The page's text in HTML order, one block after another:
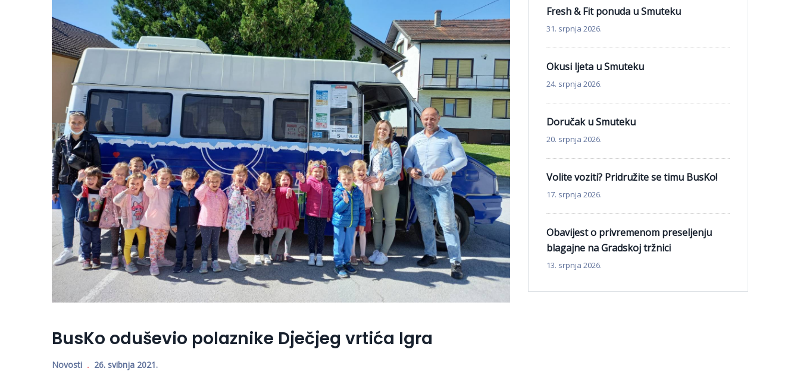
BusKo oduševio polaznike Dječjeg vrtića Igra
Novosti 26. svibnja 2021.
Fresh & Fit ponuda u Smuteku
31. srpnja 2026.
Okusi ljeta u Smuteku
24. srpnja 2026.
Doručak u Smuteku
20. srpnja 2026.
Volite voziti? Pridružite se timu BusKo!
17. srpnja 2026.
Obavijest o privremenom preseljenju
blagajne na Gradskoj tržnici
13. srpnja 2026.